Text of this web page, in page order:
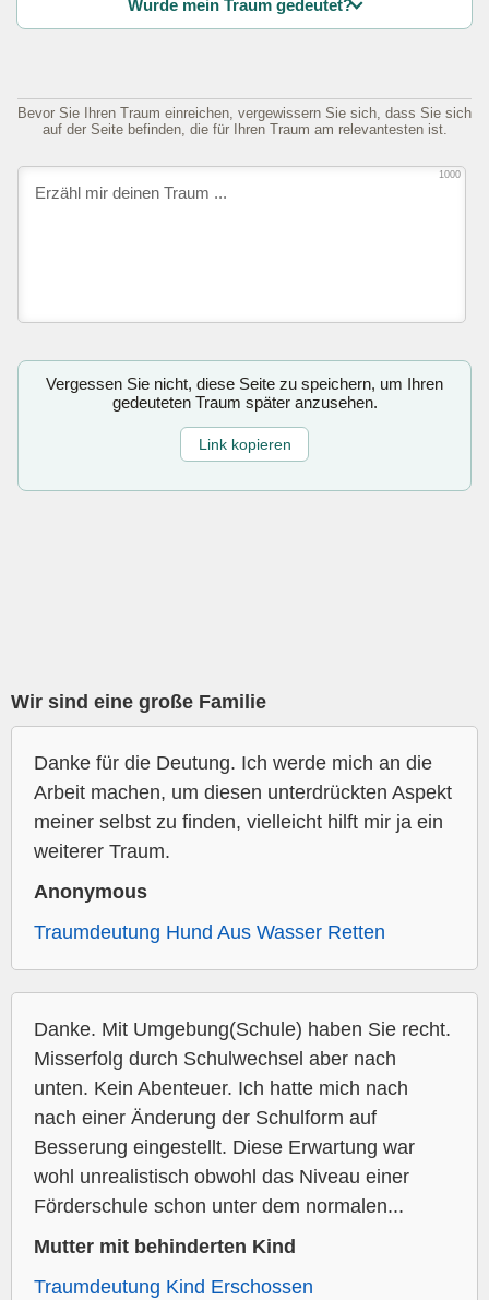
Wurde mein Traum gedeutet?
Bevor Sie Ihren Traum einreichen, vergewissern Sie sich, dass Sie sich
auf der Seite befinden, die für Ihren Traum am relevantesten ist.
1000
Vergessen Sie nicht, diese Seite zu speichern, um Ihren
gedeuteten Traum später anzusehen.
Link kopieren
Wir sind eine große Familie
Danke für die Deutung. Ich werde mich an die
Arbeit machen, um diesen unterdrückten Aspekt
meiner selbst zu finden, vielleicht hilft mir ja ein
weiterer Traum.
Anonymous
Traumdeutung Hund Aus Wasser Retten
Danke. Mit Umgebung(Schule) haben Sie recht.
Misserfolg durch Schulwechsel aber nach
unten. Kein Abenteuer. Ich hatte mich nach
nach einer Änderung der Schulform auf
Besserung eingestellt. Diese Erwartung war
wohl unrealistisch obwohl das Niveau einer
Förderschule schon unter dem normalen...
Mutter mit behinderten Kind
Traumdeutung Kind Erschossen